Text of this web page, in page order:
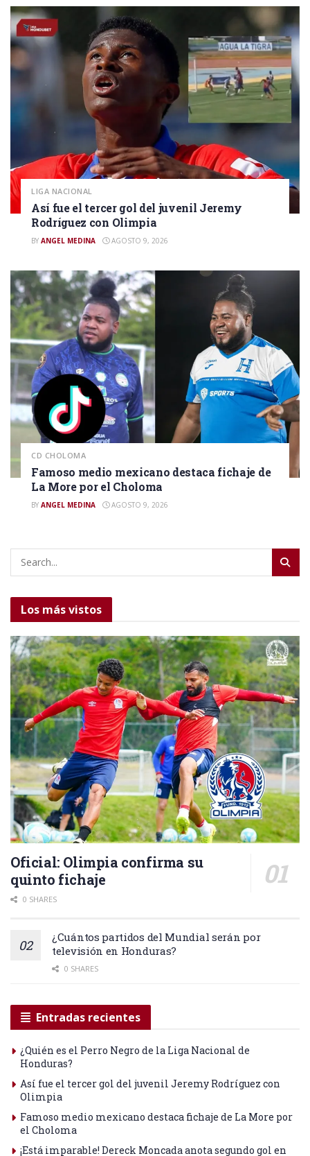
LIGA NACIONAL
Así fue el tercer gol del juvenil Jeremy
Rodríguez con Olimpia
BY ANGEL MEDINA AGOSTO 9, 2026
CD CHOLOMA
Famoso medio mexicano destaca fichaje de
La More por el Choloma
BY ANGEL MEDINA AGOSTO 9, 2026
Los más vistos
Oficial: Olimpia confirma su
quinto fichaje
0 SHARES
¿Cuántos partidos del Mundial serán por
televisión en Honduras?
0 SHARES
Entradas recientes
¿Quién es el Perro Negro de la Liga Nacional de
Honduras?
Así fue el tercer gol del juvenil Jeremy Rodríguez con
Olimpia
Famoso medio mexicano destaca fichaje de La More por
el Choloma
¡Está imparable! Dereck Moncada anota segundo gol en